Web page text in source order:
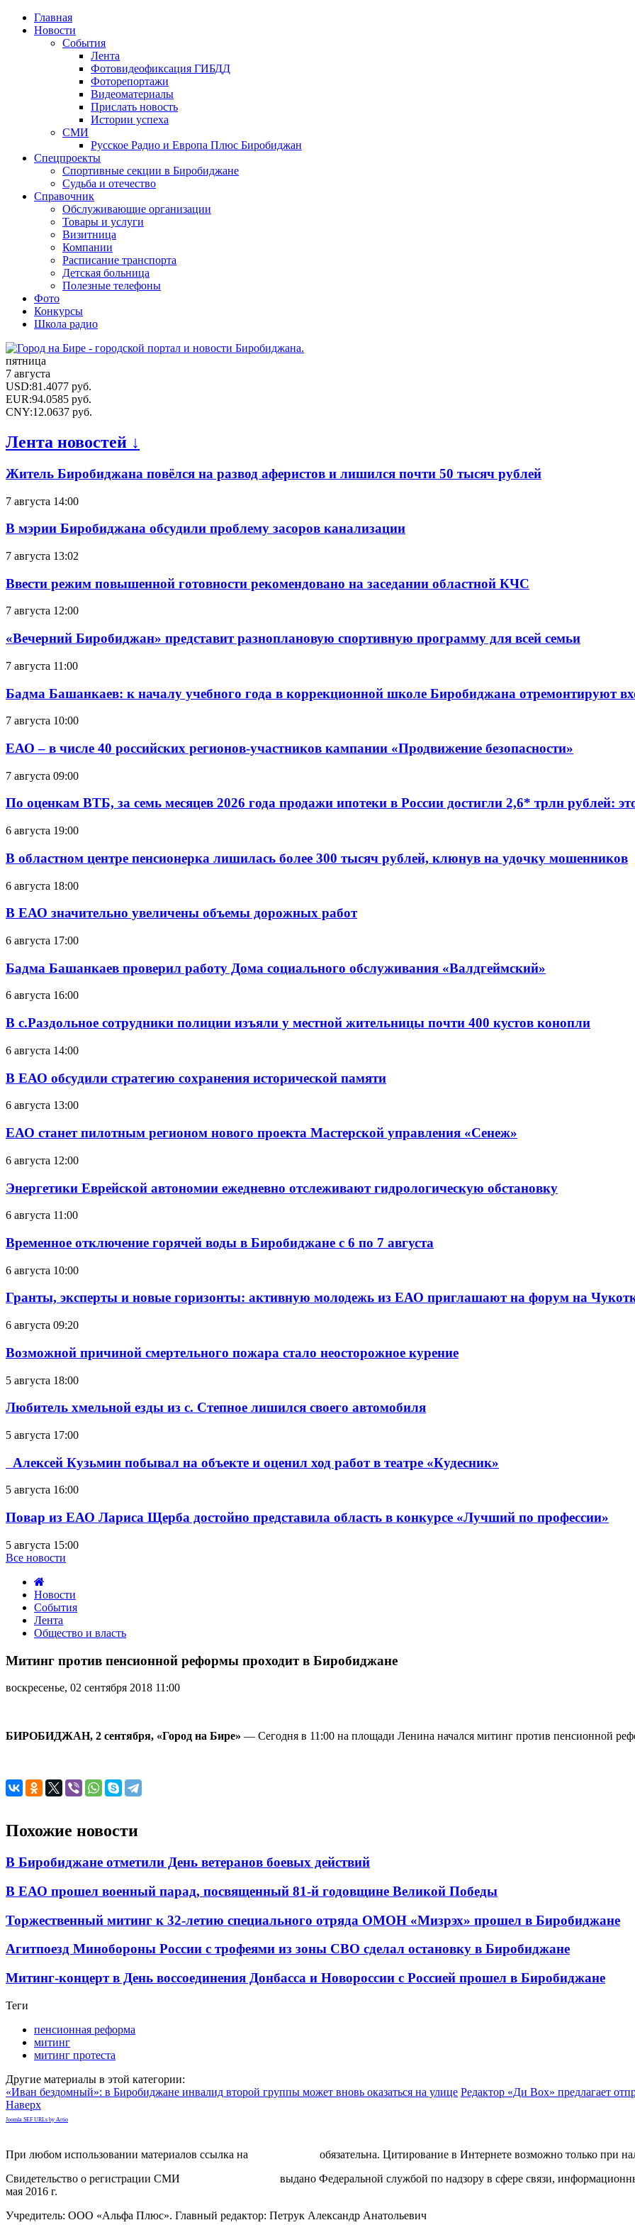
Главная
Новости
События
Лента
Фотовидеофиксация ГИБДД
Фоторепортажи
Видеоматериалы
Прислать новость
Истории успеха
СМИ
Русское Радио и Европа Плюс Биробиджан
Спецпроекты
Спортивные секции в Биробиджане
Судьба и отечество
Справочник
Обслуживающие организации
Товары и услуги
Визитница
Компании
Расписание транспорта
Детская больница
Полезные телефоны
Фото
Конкурсы
Школа радио
пятница
7 августа
USD:81.4077 руб.
EUR:94.0585 руб.
CNY:12.0637 руб.
Лента новостей ↓
Житель Биробиджана повёлся на развод аферистов и лишился почти 50 тысяч рублей
7 августа 14:00
В мэрии Биробиджана обсудили проблему засоров канализации
7 августа 13:02
Ввести режим повышенной готовности рекомендовано на заседании областной КЧС
7 августа 12:00
«Вечерний Биробиджан» представит разноплановую спортивную программу для всей семьи
7 августа 11:00
Бадма Башанкаев: к началу учебного года в коррекционной школе Биробиджана отремонтируют
7 августа 10:00
ЕАО – в числе 40 российских регионов-участников кампании «Продвижение безопасности»
7 августа 09:00
По оценкам ВТБ, за семь месяцев 2026 года продажи ипотеки в России достигли 2,6* трлн рублей:
6 августа 19:00
В областном центре пенсионерка лишилась более 300 тысяч рублей, клюнув на удочку мошенников
6 августа 18:00
В ЕАО значительно увеличены объемы дорожных работ
6 августа 17:00
Бадма Башанкаев проверил работу Дома социального обслуживания «Валдгеймский»
6 августа 16:00
В с.Раздольное сотрудники полиции изъяли у местной жительницы почти 400 кустов конопли
6 августа 14:00
В ЕАО обсудили стратегию сохранения исторической памяти
6 августа 13:00
ЕАО станет пилотным регионом нового проекта Мастерской управления «Сенеж»
6 августа 12:00
Энергетики Еврейской автономии ежедневно отслеживают гидрологическую обстановку
6 августа 11:00
Временное отключение горячей воды в Биробиджане с 6 по 7 августа
6 августа 10:00
Гранты, эксперты и новые горизонты: активную молодежь из ЕАО приглашают на форум на
6 августа 09:20
Возможной причиной смертельного пожара стало неосторожное курение
5 августа 18:00
Любитель хмельной езды из с. Степное лишился своего автомобиля
5 августа 17:00
Алексей Кузьмин побывал на объекте и оценил ход работ в театре «Кудесник»
5 августа 16:00
Повар из ЕАО Лариса Щерба достойно представила область в конкурсе «Лучший по профессии»
5 августа 15:00
Все новости
Новости
События
Лента
Общество и власть
против
пенсионной
реформы
проходит
Митинг против пенсионной реформы проходит в Биробиджане
воскресенье, 02 сентября 2018 11:00
БИРОБИДЖАН, 2 сентября, «Город на Бире» — Сегодня в 11:00 на площади Ленина начался митинг против пенсионной
Похожие новости
В Биробиджане отметили День ветеранов боевых действий
В ЕАО прошел военный парад, посвященный 81-й годовщине Великой Победы
Торжественный митинг к 32-летию специального отряда ОМОН «Мизрэх» прошел в Биробиджане
Агитпоезд Минобороны России с трофеями из зоны СВО сделал остановку в Биробиджане
Митинг-концерт в День воссоединения Донбасса и Новороссии с Россией прошел в Биробиджане
Теги
пенсионная реформа
митинг
митинг протеста
Другие материалы в этой категории:
«Иван бездомный»: в Биробиджане инвалид второй группы может вновь оказаться на улице Редактор «Ди Вох» предлагает
Наверх
Joomla SEF URLs by Artio
При любом использовании материалов ссылка на
обязательна. Цитирование в Интернете возможно только при
Свидетельство о регистрации СМИ
выдано Федеральной службой по надзору в сфере связи,
мая 2016 г.
Учредитель: ООО «Альфа Плюс». Главный редактор: Петрук Александр Анатольевич